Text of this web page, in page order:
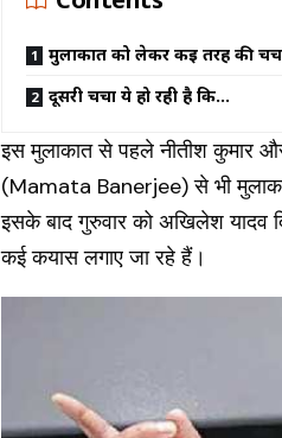
मुलाकात को लेकर कई तरह की
दूसरी चर्चा ये हो रही है कि…
इस मुलाकात से पहले नीतीश कुमार
(Mamata Banerjee) से भी
इसके बाद गुरुवार को अखिलेश
कई कयास लगाए जा रहे हैं।